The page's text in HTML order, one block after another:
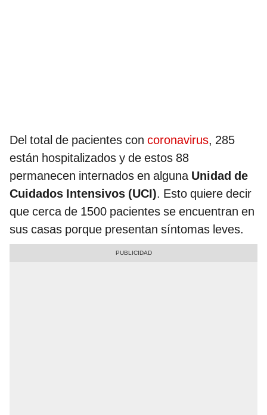
Del total de pacientes con coronavirus, 285
están hospitalizados y de estos 88
permanecen internados en alguna Unidad de
Cuidados Intensivos (UCI). Esto quiere decir
que cerca de 1500 pacientes se encuentran en
sus casas porque presentan síntomas leves.